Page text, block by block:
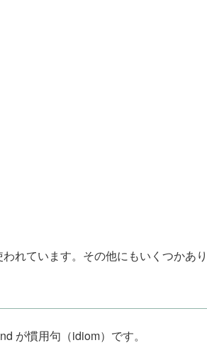
れています。その他にもいくつかあ
が慣用句（idiom）です。